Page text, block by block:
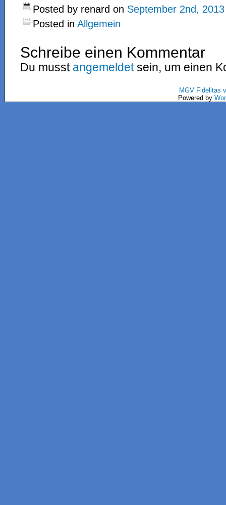
Posted by renard on September 2nd, 2013
Posted in Allgemein
Schreibe einen Kommentar
Du musst angemeldetsein, um einen
MGV Fidelitas
Powered by